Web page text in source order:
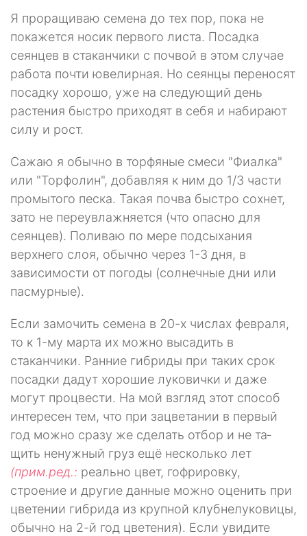
Я проращиваю семена до тех пор, пока не
покажется носик первого листа. Посадка
сеянцев в стаканчики с почвой в этом случае
работа почти ювелирная. Но сеянцы переносят
посадку хорошо, уже на следующий день
растения быст­ро приходят в себя и набирают
силу и рост.
Сажаю я обычно в торфяные смеси "Фиалка"
или "Торфолин", добавляя к ним до 1/3 части
промытого песка. Такая почва быстро сохнет,
зато не переув­лажняется (что опасно для
сеянцев). Поливаю по мере подсыхания
верхнего слоя, обычно через 1-3 дня, в
зависимости от погоды (солнечные дни или
пас­мурные).
Если замочить семена в 20-х числах февраля,
то к 1-му марта их можно высадить в
стаканчики. Ранние гибриды при таких срок
посадки дадут хоро­шие луковички и даже
могут процвести. На мой взгляд этот способ
интересен тем, что при зацветании в первый
год можно сразу же сделать отбор и не та­
щить ненужный груз ещё несколько лет
(прим.ред.: реально цвет, гофрировку,
строение и другие данные можно оценить при
цветении гибрида из крупной клубнелуковицы,
обычно на 2-й год цветения). Если увидите